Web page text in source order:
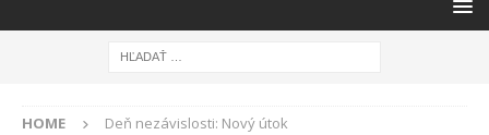
HOME Deň nezávislosti: Nový útok